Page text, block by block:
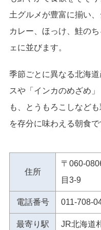
土グルメが豊富に揃い
カレー、ほっけ、鮭の
ェに並びます。
季節ごとに異なる北海
スや「インカのめざめ
も、とうもろこしなど
を存分に味わえる朝食で
住所
〒060-
目3-9
電話番号 011-708-
最寄り駅 JR北海道